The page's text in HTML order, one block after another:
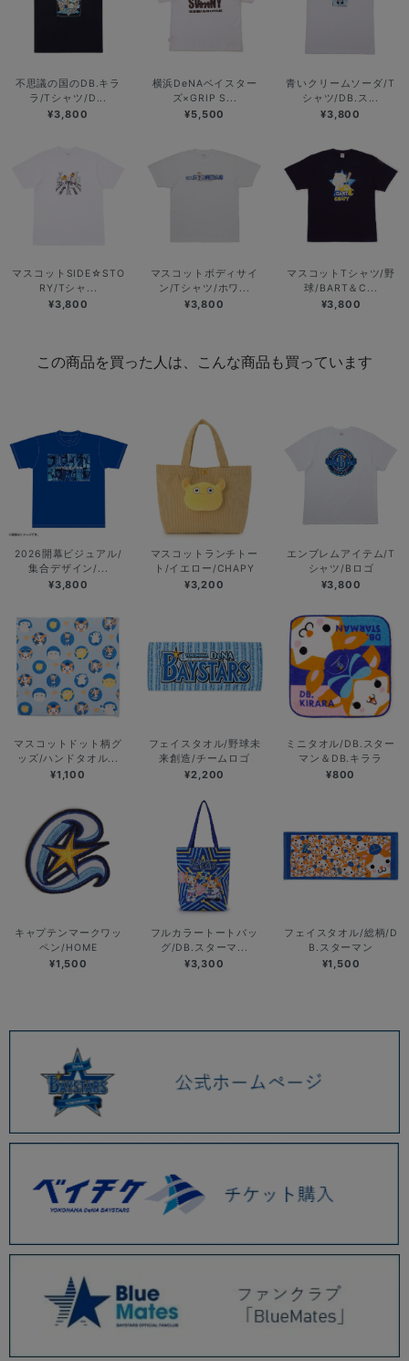
不思議の国のDB.キラ
ラ/Tシャツ/D...
¥3,800
横浜DeNAベイスター
ズ×GRIP S...
¥5,500
青いクリームソーダ/T
シャツ/DB.ス...
¥3,800
マスコットSIDE☆STO
RY/Tシャ...
¥3,800
マスコットボディサイ
ン/Tシャツ/ホワ...
¥3,800
マスコットTシャツ/野
球/BART＆C...
¥3,800
この商品を買った人は、こんな商品も買っています
2026開幕ビジュアル/
集合デザイン/...
¥3,800
マスコットランチトー
ト/イエロー/CHAPY
¥3,200
エンブレムアイテム/T
シャツ/Bロゴ
¥3,800
マスコットドット柄グ
ッズ/ハンドタオル...
¥1,100
フェイスタオル/野球未
来創造/チームロゴ
¥2,200
ミニタオル/DB.スター
マン＆DB.キララ
¥800
キャプテンマークワッ
ペン/HOME
¥1,500
フルカラートートバッ
グ/DB.スターマ...
¥3,300
フェイスタオル/総柄/D
B.スターマン
¥1,500